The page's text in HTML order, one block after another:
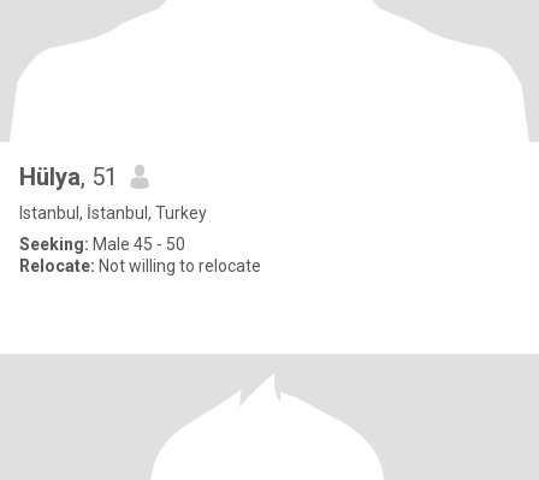
Hülya, 51
Istanbul, İstanbul, Turkey
Seeking: Male 45 - 50
Relocate: Not willing to relocate